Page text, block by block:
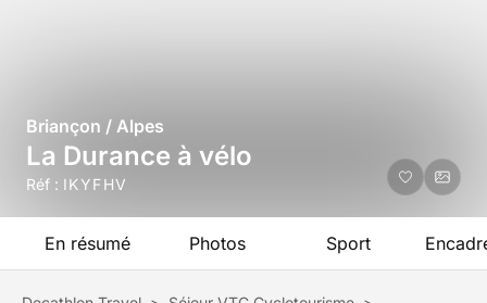
Briançon / Alpes
La Durance à vélo
Réf : IKYFHV
En résumé Photos Sport